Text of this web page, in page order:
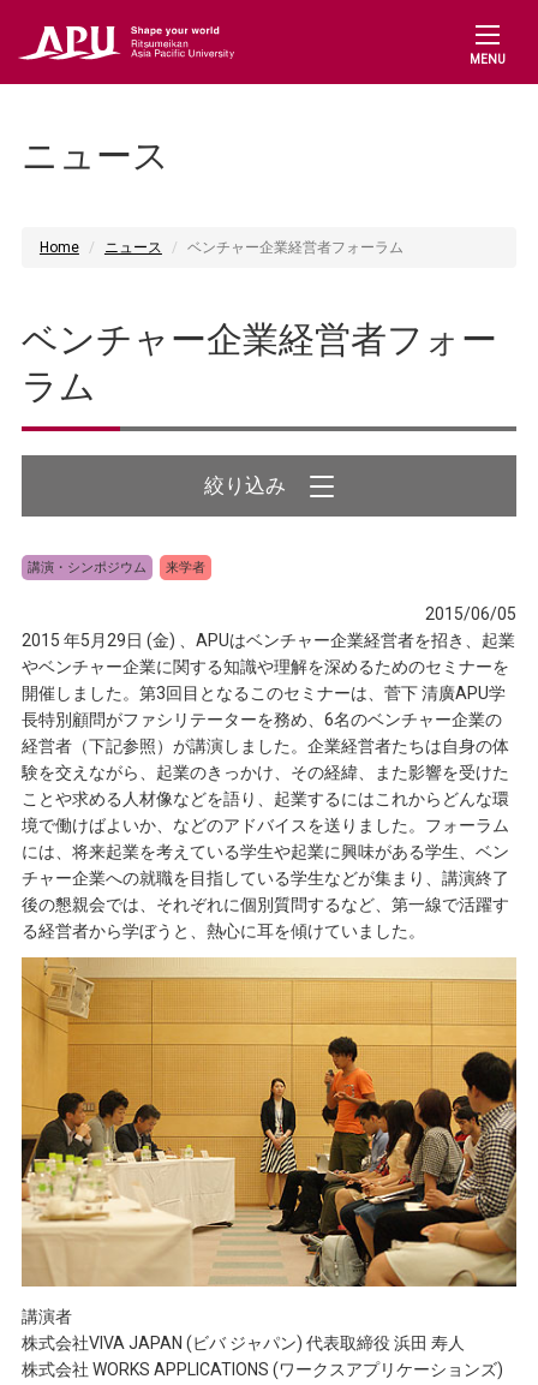
MENU
ニュース
Home ニュース ベンチャー企業経営者フォーラム
ベンチャー企業経営者フォー
ラム
講演・シンポジウム 来学者
2015/06/05
2015 年5月29日 (金) 、APUはベンチャー企業経営者を招き、起業
やベンチャー企業に関する知識や理解を深めるためのセミナーを
開催しました。第3回目となるこのセミナーは、菅下 清廣APU学
長特別顧問がファシリテーターを務め、6名のベンチャー企業の
経営者（下記参照）が講演しました。企業経営者たちは自身の体
験を交えながら、起業のきっかけ、その経緯、また影響を受けた
ことや求める人材像などを語り、起業するにはこれからどんな環
境で働けばよいか、などのアドバイスを送りました。フォーラム
には、将来起業を考えている学生や起業に興味がある学生、ベン
チャー企業への就職を目指している学生などが集まり、講演終了
後の懇親会では、それぞれに個別質問するなど、第一線で活躍す
る経営者から学ぼうと、熱心に耳を傾けていました。
講演者
株式会社VIVA JAPAN (ビバ ジャパン) 代表取締役 浜田 寿人
株式会社 WORKS APPLICATIONS (ワークスアプリケーションズ)